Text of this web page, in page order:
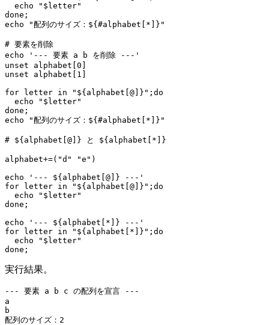
  echo "$letter"
done;
echo "配列のサイズ：${#alphabet[*]}"
# 要素を削除
echo '--- 要素 a b を削除 ---'
unset alphabet[0]
unset alphabet[1]
for letter in "${alphabet[@]}";do
  echo "$letter"
done;
echo "配列のサイズ：${#alphabet[*]}"
# ${alphabet[@]} と ${alphabet[*]}
alphabet+=("d" "e")
echo '--- ${alphabet[@]} ---'
for letter in "${alphabet[@]}";do
  echo "$letter"
done;
echo '--- ${alphabet[*]} ---'
for letter in "${alphabet[*]}";do
  echo "$letter"
実行結果。
--- 要素 a b c の配列を宣言 ---
a
b
配列のサイズ：2